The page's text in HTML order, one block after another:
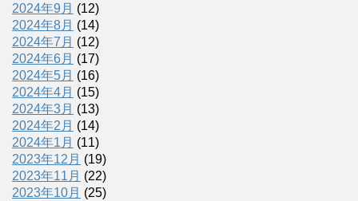
2024年9月 (12)
2024年8月 (14)
2024年7月 (12)
2024年6月 (17)
2024年5月 (16)
2024年4月 (15)
2024年3月 (13)
2024年2月 (14)
2024年1月 (11)
2023年12月 (19)
2023年11月 (22)
2023年10月 (25)